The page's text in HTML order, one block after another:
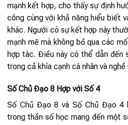
mạnh kết hợp, cho thấy sự định
công cùng với khả năng hiểu biết
khác. Người có sự kết hợp này
mạnh mẽ mà không bỏ qua các
hợp tác. Điều này có thể dẫn đến
trong cả khía cạnh cá nhân và nghề
Số Chủ Đạo 8 Hợp với Số 4
Số Chủ Đạo 8 và Số Chủ Đạo 4
trong thần số học mang đến một